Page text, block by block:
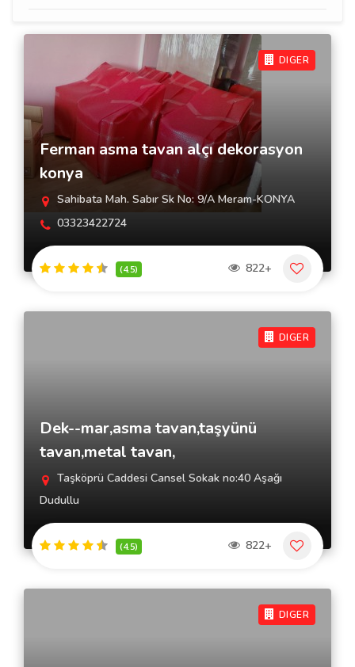
DIGER
Ferman asma tavan alçı dekorasyon
konya
Sahibata Mah. Sabır Sk No: 9/A Meram-KONYA
03323422724
(4.5) 822+
DIGER
Dek--mar,asma tavan,taşyünü
tavan,metal tavan,
Taşköprü Caddesi Cansel Sokak no:40 Aşağı
Dudullu
(4.5) 822+
DIGER